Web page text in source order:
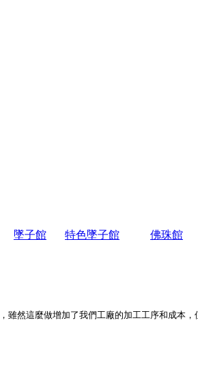
墜子館 特色墜子館 佛珠館
，雖然這麼做增加了我們工廠的加工工序和成本